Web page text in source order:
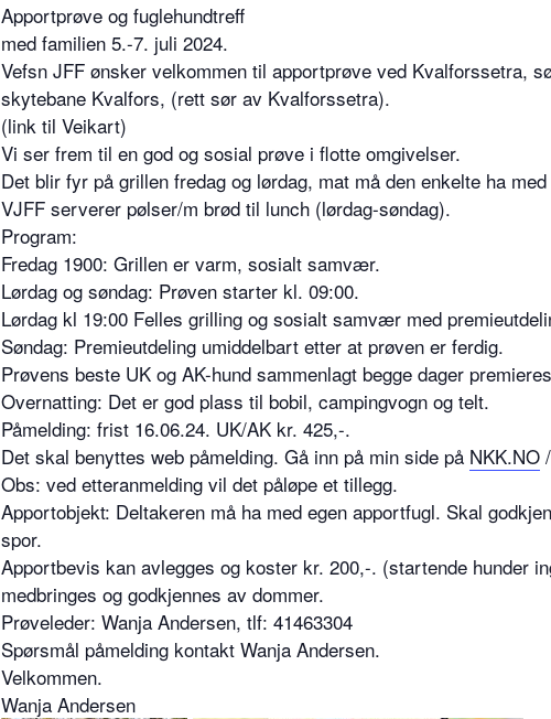
Apportprøve og fuglehundtreff
med familien 5.-7. juli 2024.
Vefsn JFF ønsker velkommen til apportprøve ved Kvalforssetra,
skytebane Kvalfors, (rett sør av Kvalforssetra).
(link til Veikart)
Vi ser frem til en god og sosial prøve i flotte omgivelser.
Det blir fyr på grillen fredag og lørdag, mat må den enkelte ha
VJFF serverer pølser/m brød til lunch (lørdag-søndag).
Program:
Fredag 1900: Grillen er varm, sosialt samvær.
Lørdag og søndag: Prøven starter kl. 09:00.
Lørdag kl 19:00 Felles grilling og sosialt samvær med
Søndag: Premieutdeling umiddelbart etter at prøven er ferdig.
Prøvens beste UK og AK-hund sammenlagt begge dager
Overnatting: Det er god plass til bobil, campingvogn og telt.
Påmelding: frist 16.06.24. UK/AK kr. 425,-.
Det skal benyttes web påmelding. Gå inn på min side på NKK.NO
Obs: ved etteranmelding vil det påløpe et tillegg.
Apportobjekt: Deltakeren må ha med egen apportfugl. Skal
spor.
Apportbevis kan avlegges og koster kr. 200,-. (startende hunder
medbringes og godkjennes av dommer.
Prøveleder: Wanja Andersen, tlf: 41463304
Spørsmål påmelding kontakt Wanja Andersen.
Velkommen.
Wanja Andersen